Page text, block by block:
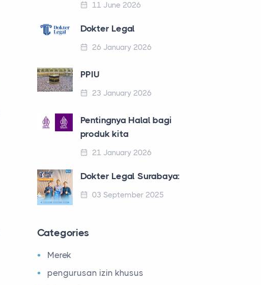
11 June 2026
Dokter Legal
26 January 2026
PPIU
23 January 2026
Pentingnya Halal bagi
produk kita
21 January 2026
Dokter Legal Surabaya:
03 September 2025
Categories
Merek
pengurusan izin khusus